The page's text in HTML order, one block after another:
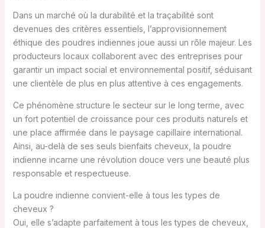
Dans un marché où la durabilité et la traçabilité sont
devenues des critères essentiels, l’approvisionnement
éthique des poudres indiennes joue aussi un rôle majeur. Les
producteurs locaux collaborent avec des entreprises pour
garantir un impact social et environnemental positif, séduisant
une clientèle de plus en plus attentive à ces engagements.
Ce phénomène structure le secteur sur le long terme, avec
un fort potentiel de croissance pour ces produits naturels et
une place affirmée dans le paysage capillaire international.
Ainsi, au-delà de ses seuls bienfaits cheveux, la poudre
indienne incarne une révolution douce vers une beauté plus
responsable et respectueuse.
La poudre indienne convient-elle à tous les types de
cheveux ?
Oui, elle s’adapte parfaitement à tous les types de cheveux,